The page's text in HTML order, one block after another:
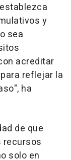
y
sea
acreditar
reflejar la
ha
de que
recursos
solo en